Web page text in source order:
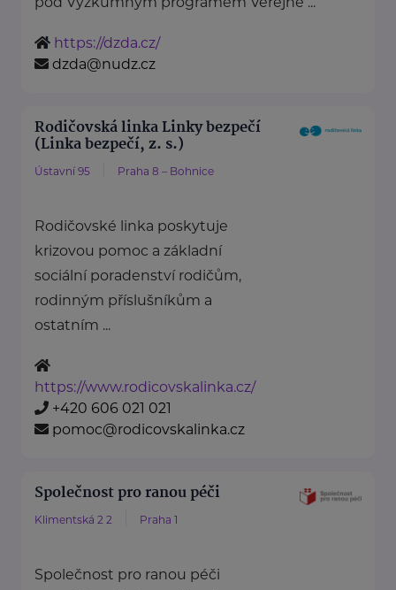
https://dzda.cz/
dzda@nudz.cz
Rodičovská linka Linky bezpečí
(Linka bezpečí, z. s.)
Ústavní 95 Praha 8 – Bohnice
Rodičovské linka poskytuje
krizovou pomoc a základní
sociální poradenství rodičům,
rodinným příslušníkům a
ostatním ...
https://www.rodicovskalinka.cz/
+420 606 021 021
pomoc@rodicovskalinka.cz
Společnost pro ranou péči
Klimentská 2 2 Praha 1
Společnost pro ranou péči